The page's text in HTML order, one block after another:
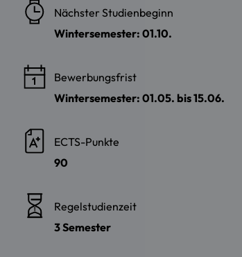
Nächster Studienbeginn
Wintersemester: 01.10.
Bewerbungsfrist
Wintersemester: 01.05. bis 15.06.
ECTS-Punkte
90
Regelstudienzeit
3 Semester